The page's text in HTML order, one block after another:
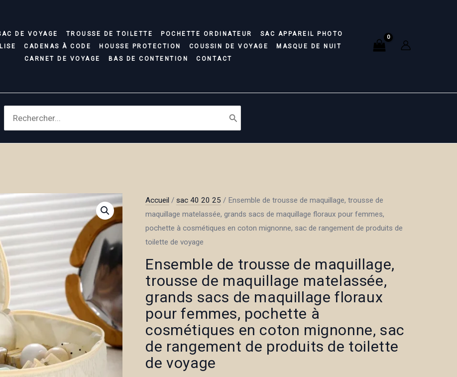
DE VOYAGE TROUSSE DE TOILETTE POCHETTE ORDINATEUR
SAC APPAREIL PHOTO
CADENAS À CODE HOUSSE PROTECTION COUSSIN DE VOYAGE
MASQUE DE NUIT
CARNET DE VOYAGE
BAS DE CONTENTION CONTACT
Search
for:
Accueil /sac 40 20 25 / Ensemble de trousse de maquillage, trousse de
maquillage matelassée, grands sacs de maquillage floraux pour femmes,
pochette à cosmétiques en coton mignonne, sac de rangement de produits de
toilette de voyage
Ensemble de trousse de maquillage,
trousse de maquillage matelassée,
grands sacs de maquillage floraux
pour femmes, pochette à
cosmétiques en coton mignonne, sac
de rangement de produits de toilette
de voyage
à